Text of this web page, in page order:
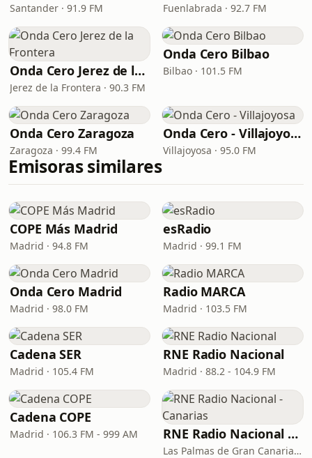
Santander · 91.9 FM Fuenlabrada · 92.7 FM
Onda Cero Jerez de la Frontera
Jerez de la Frontera · 90.3 FM
Onda Cero Bilbao
Bilbao · 101.5 FM
Onda Cero Zaragoza
Zaragoza · 99.4 FM
Onda Cero - Villajoyosa
Villajoyosa · 95.0 FM
Emisoras similares
COPE Más Madrid
Madrid · 94.8 FM
esRadio
Madrid · 99.1 FM
Onda Cero Madrid
Madrid · 98.0 FM
Radio MARCA
Madrid · 103.5 FM
Cadena SER
Madrid · 105.4 FM
RNE Radio Nacional
Madrid · 88.2 - 104.9 FM
Cadena COPE
Madrid · 106.3 FM - 999 AM RNE Radio Nacional - Canarias
Las Palmas de Gran Canaria · 92.8 FM